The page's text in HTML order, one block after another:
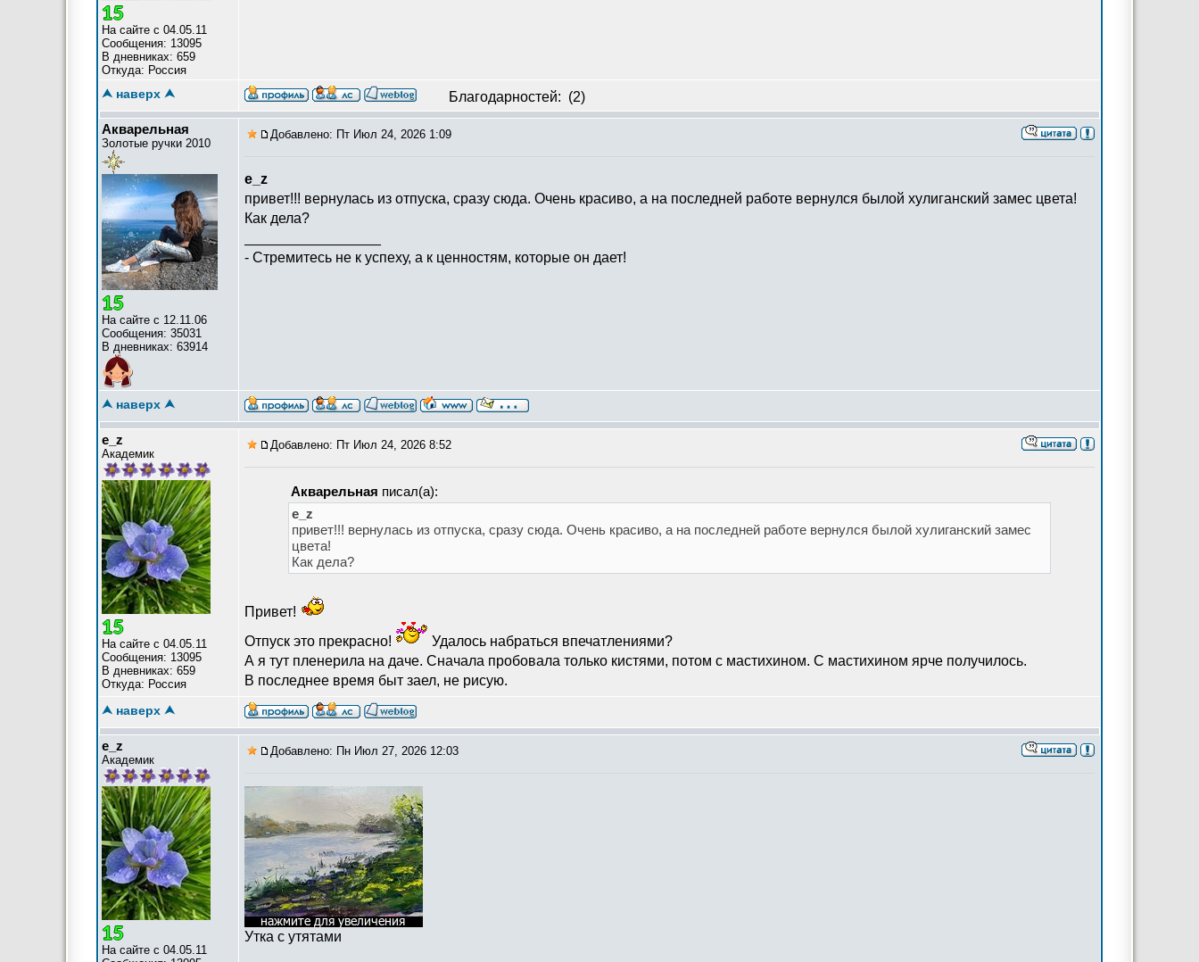
На сайте с 04.05.11
Сообщения: 13095
В дневниках: 659
Откуда: Россия
⮝ наверх ⮝ Благодарностей: (2)
Акварельная
Золотые ручки 2010
На сайте с 12.11.06
Сообщения: 35031
В дневниках: 63914
Добавлено: Пт Июл 24, 2026 1:09
e_z
привет!!! вернулась из отпуска, сразу сюда. Очень красиво, а на последней работе вернулся былой хулиганский замес цвета!
Как дела?
- Стремитесь не к успеху, а к ценностям, которые он дает​!
⮝ наверх ⮝
e_z
Академик
На сайте с 04.05.11
Сообщения: 13095
В дневниках: 659
Откуда: Россия
Добавлено: Пт Июл 24, 2026 8:52
Акварельная писал(а):
e_z
привет!!! вернулась из отпуска, сразу сюда. Очень красиво, а на последней работе вернулся былой хулиганский замес
цвета!
Как дела?
Привет!
Отпуск это прекрасно!
Удалось набраться впечатлениями?
А я тут пленерила на даче. Сначала пробовала только кистями, потом с мастихином. С мастихином ярче получилось.
В последнее время быт заел, не рисую.
⮝ наверх ⮝
e_z
Академик
На сайте с 04.05.11
Добавлено: Пн Июл 27, 2026 12:03
Утка с утятами